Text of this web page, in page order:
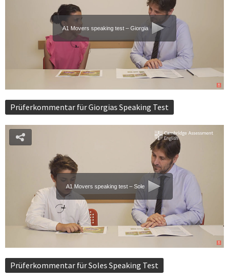
A1 Movers speaking test – Giorgia
Prüferkommentar für Giorgias Speaking Test
A1 Movers speaking test – Sole
Prüferkommentar für Soles Speaking Test